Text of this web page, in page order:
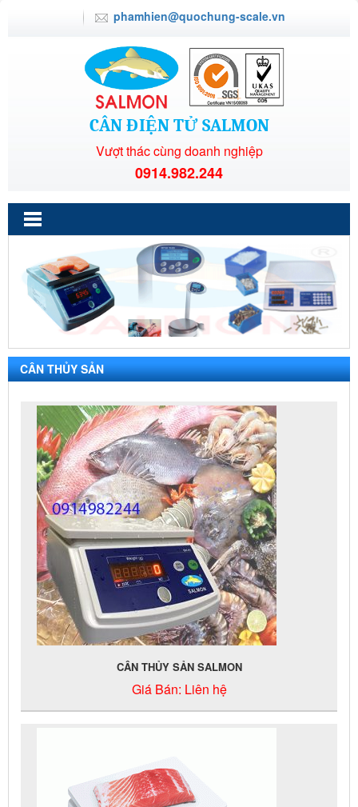
phamhien@quochung-scale.vn
CÂN ĐIỆN TỬ SALMON
Vượt thác cùng doanh nghiệp
0914.982.244
CÂN THỦY SẢN
CÂN THỦY SẢN SALMON
Giá Bán: Liên hệ